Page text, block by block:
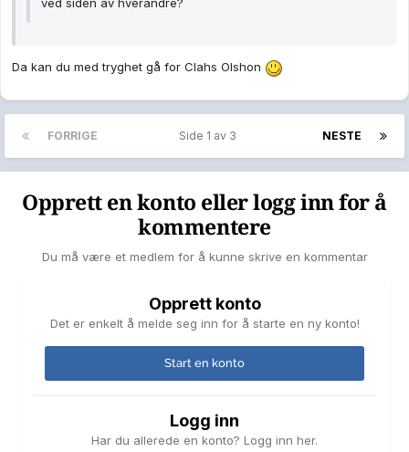
ved siden av hverandre?
Da kan du med tryghet gå for Clahs Olshon
FORRIGE NESTE
Side 1 av 3
Opprett en konto eller logg inn for å
kommentere
Du må være et medlem for å kunne skrive en kommentar
Opprett konto
Det er enkelt å melde seg inn for å starte en ny konto!
Start en konto
Logg inn
Har du allerede en konto? Logg inn her.